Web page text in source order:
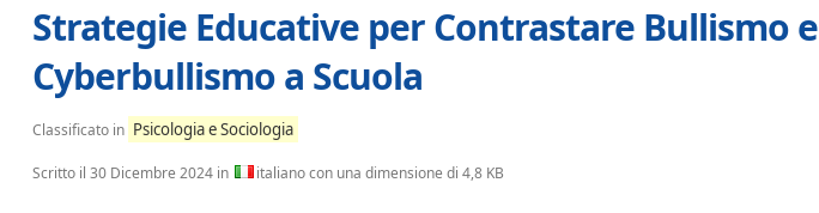
Strategie Educative per Contrastare Bullismo e
Cyberbullismo a Scuola
Classificato in Psicologia e Sociologia
Scritto il 30 Dicembre 2024 in italiano con una dimensione di 4,8 KB